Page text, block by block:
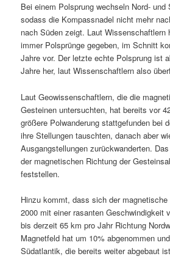
Bei einem Polsprung wechseln Nord- und
sodass die Kompassnadel nicht mehr
nach Süden zeigt. Laut Wissenschaftlern
immer Polsprünge gegeben, im Schnitt
Jahre vor. Der letzte echte Polsprung ist
Jahre her, laut Wissenschaftlern also
Laut Geowissenschaftlern, die die
Gesteinen untersuchten, hat bereits vor
größere Polwanderung stattgefunden bei
ihre Stellungen tauschten, danach aber
Ausgangstellungen zurückwanderten.
der magnetischen Richtung der
feststellen.
Hinzu kommt, dass sich der
2000 mit einer rasanten Geschwindigkeit
bis derzeit 65 km pro Jahr Richtung
Magnetfeld hat um 10% abgenommen
Südatlantik, die bereits weiter abgebaut